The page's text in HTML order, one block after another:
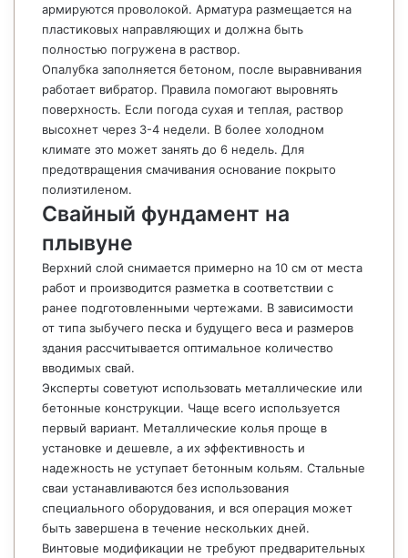
армируются проволокой. Арматура размещается на
пластиковых направляющих и должна быть
полностью погружена в раствор.
Опалубка заполняется бетоном, после выравнивания
работает вибратор. Правила помогают выровнять
поверхность. Если погода сухая и теплая, раствор
высохнет через 3-4 недели. В более холодном
климате это может занять до 6 недель. Для
предотвращения смачивания основание покрыто
полиэтиленом.
Свайный фундамент на
плывуне
Верхний слой снимается примерно на 10 см от места
работ и производится разметка в соответствии с
ранее подготовленными чертежами. В зависимости
от типа зыбучего песка и будущего веса и размеров
здания рассчитывается оптимальное количество
вводимых свай.
Эксперты советуют использовать металлические или
бетонные конструкции. Чаще всего используется
первый вариант. Металлические колья проще в
установке и дешевле, а их эффективность и
надежность не уступает бетонным кольям. Стальные
сваи устанавливаются без использования
специального оборудования, и вся операция может
быть завершена в течение нескольких дней.
Винтовые модификации не требуют предварительных